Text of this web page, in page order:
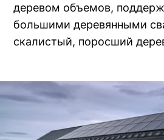
деревом объемов,
большими деревянными
скалистый, поросший